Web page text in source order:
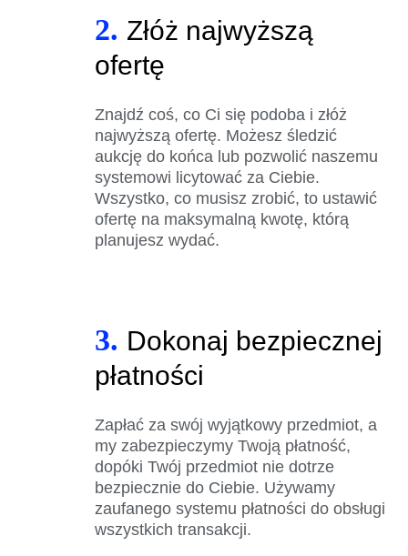
2. Złóż najwyższą
ofertę
Znajdź coś, co Ci się podoba i złóż
najwyższą ofertę. Możesz śledzić
aukcję do końca lub pozwolić naszemu
systemowi licytować za Ciebie.
Wszystko, co musisz zrobić, to ustawić
ofertę na maksymalną kwotę, którą
planujesz wydać.
3. Dokonaj bezpiecznej
płatności
Zapłać za swój wyjątkowy przedmiot, a
my zabezpieczymy Twoją płatność,
dopóki Twój przedmiot nie dotrze
bezpiecznie do Ciebie. Używamy
zaufanego systemu płatności do obsługi
wszystkich transakcji.